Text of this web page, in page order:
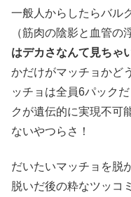
一般人からしたらバル
（筋肉の陰影と血管の
はデカさなんて見ちゃ
かだけがマッチョかど
ッチョは全員6パック
クが遺伝的に実現不可
ないやつらさ！
だいたいマッチョを脱
脱いだ後の粋なツッコ